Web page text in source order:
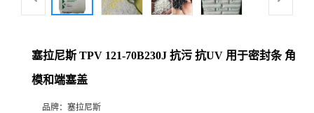
塞拉尼斯 TPV 121-70B230J 抗污 抗UV 用于密封条 角
模和端塞盖
品牌： 塞拉尼斯